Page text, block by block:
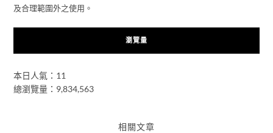
及合理範圍外之使用。
瀏覽量
本日人氣：11
總瀏覽量：9,834,563
相關文章